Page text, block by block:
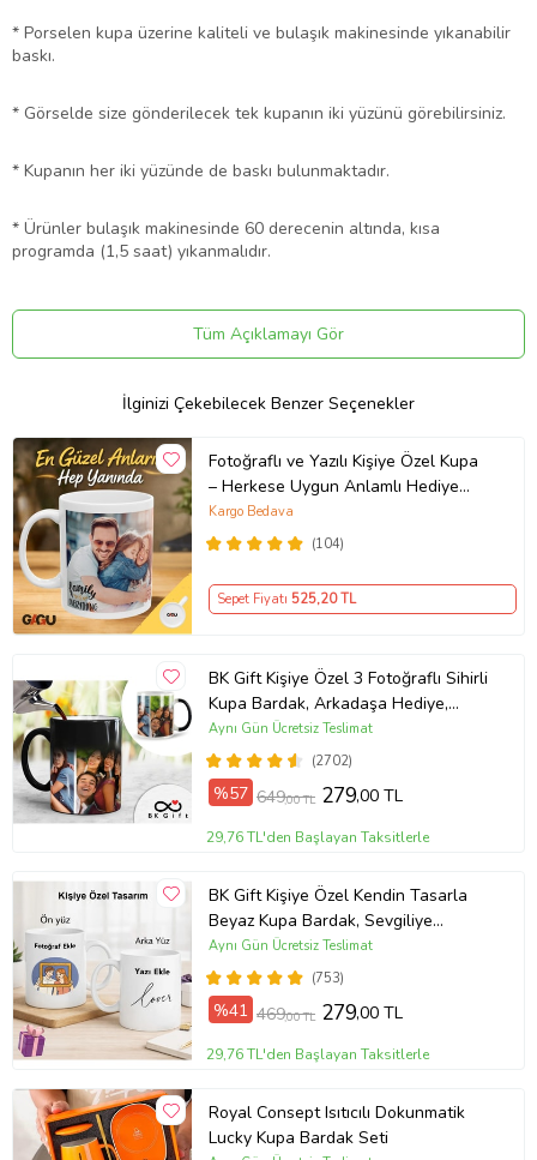
* Porselen kupa üzerine kaliteli ve bulaşık makinesinde yıkanabilir
baskı.
* Görselde size gönderilecek tek kupanın iki yüzünü görebilirsiniz.
* Kupanın her iki yüzünde de baskı bulunmaktadır.
* Ürünler bulaşık makinesinde 60 derecenin altında, kısa
programda (1,5 saat) yıkanmalıdır.
* Kupalarımız kargoda kırılmayacak şekilde, özenle
* Farklı tasarımlar için diğer ürünlerimize göz atabilirsiniz.
* Adet fiyatıdır.
Ürün Kodu:kcm75004553
Tüm Açıklamayı Gör
İlginizi Çekebilecek Benzer Seçenekler
Fotoğraflı ve Yazılı Kişiye Özel Kupa
– Herkese Uygun Anlamlı Hediye
Porselen Baskılı Kupa (Beyaz)
(104)
Kargo Bedava
Sepet Fiyatı 525,20 TL
BK Gift Kişiye Özel 3 Fotoğraflı Sihirli
Kupa Bardak, Arkadaşa Hediye,
Sevgiliye Hediye
(2702)
Aynı Gün Ücretsiz Teslimat
%57 649,00 TL 279,00 TL
29,76 TL'den Başlayan Taksitlerle
BK Gift Kişiye Özel Kendin Tasarla
Beyaz Kupa Bardak, Sevgiliye
Hediye, Arkadaşa Hediye, Doğum
Günü Hediyesi(753)
Aynı Gün Ücretsiz Teslimat
%41 469,00 TL 279,00 TL
29,76 TL'den Başlayan Taksitlerle
Royal Consept Isıtıcılı Dokunmatik
Lucky Kupa Bardak Seti